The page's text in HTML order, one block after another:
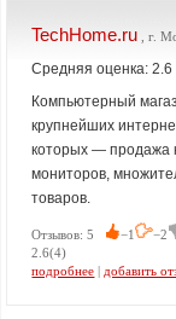
TechHome.ru , г.
Средняя оценка: 2.6
Компьютерный
крупнейших
которых — продажа
мониторов,
товаров.
Отзывов: 5 −1 −2
2.6(4)
подробнее | добавить